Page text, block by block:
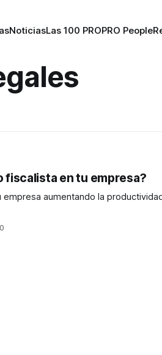
NoticiasLas 100 PROPRO People
fiscalista en tu empresa?
aumentando la